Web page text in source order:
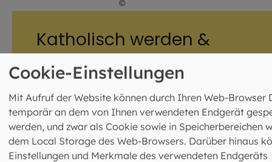
©
Katholisch werden &
Wiedereintritt
Sie verspüren den Wunsch, (wieder) zur Kirche zu
gehören? Oder Sie sind auf der Suche nach
einem neuen Zugang zum Glauben? Unsere
wichtigste Botschaft an Sie: Die Tür steht offen,
und ein (Wieder-)Eintritt ist nicht kompliziert. Wir
laden Sie herzlich zum Gespräch ein.
Cookie-Einstellungen
Mit Aufruf der Website können durch Ihren Web-Browser
temporär an dem von Ihnen verwendeten Endgerät
werden, und zwar als Cookie sowie in Speicherbereichen
dem Local Storage des Web-Browsers. Darüber hinaus
Einstellungen und Merkmale des verwendeten Endgeräts